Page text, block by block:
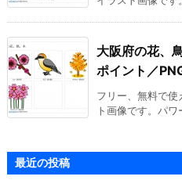
大阪府の花、
ポイント／
フリー、無料で
ト画像です。パ
最近の投稿